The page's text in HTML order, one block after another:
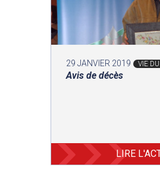
29 JANVIER 2019 VIE
Avis de décès
LIRE